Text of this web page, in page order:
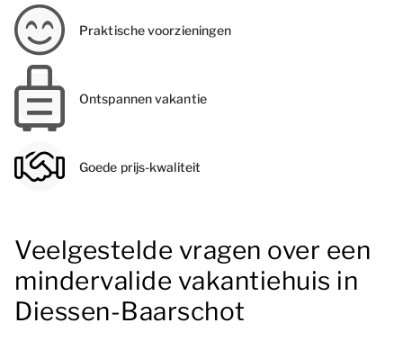
Praktische voorzieningen
Ontspannen vakantie
Goede prijs-kwaliteit
Veelgestelde vragen over een
mindervalide vakantiehuis in
Diessen-Baarschot